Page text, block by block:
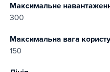
Максимальне
300
Максимальна вага
150